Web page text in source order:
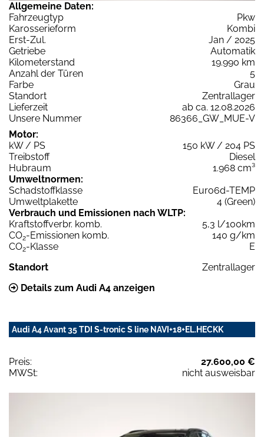
Allgemeine Daten:
Fahrzeugtyp
Pkw
Karosserieform
Kombi
Erst-Zul.
Jan / 2025
Getriebe
Automatik
Kilometerstand
19.990 km
Anzahl der Türen
5
Farbe
Grau
Standort
Zentrallager
Lieferzeit
ab ca. 12.08.2026
Unsere Nummer
86366_GW_MUE-V
Motor:
kW / PS
150 kW / 204 PS
Treibstoff
Diesel
Hubraum
1.968 cm³
Umweltnormen:
Schadstoffklasse
Euro6d-TEMP
Umweltplakette
4 (Green)
Verbrauch und Emissionen nach WLTP:
Kraftstoffverbr. komb.
5,3 l/100km
CO2-Emissionen komb.
140 g/km
CO2-Klasse
E
Standort
Zentrallager
Details zum Audi A4 anzeigen
Audi A4 Avant 35 TDI S-tronic S line NAVI+18+EL.HECKK
Preis:
27.600,00 €
MWSt:
nicht ausweisbar